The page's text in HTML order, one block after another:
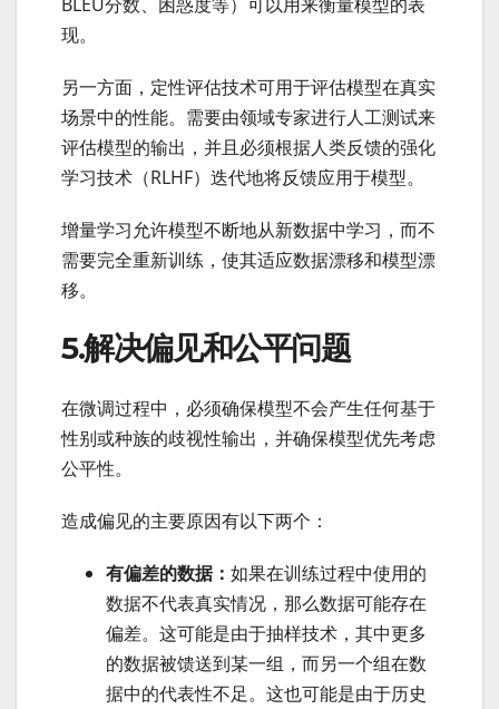
现。
另一方面，定性评估技术可用于评估模型在真实
场景中的性能。需要由领域专家进行人工测试来
评估模型的输出，并且必须根据人类反馈的强化
学习技术（RLHF）迭代地将反馈应用于模型。
增量学习允许模型不断地从新数据中学习，而不
需要完全重新训练，使其适应数据漂移和模型漂
移。
5.解决偏见和公平问题
在微调过程中，必须确保模型不会产生任何基于
性别或种族的歧视性输出，并确保模型优先考虑
公平性。
造成偏见的主要原因有以下两个：
有偏差的数据： 如果在训练过程中使用的
数据不代表真实情况，那么数据可能存在
偏差。这可能是由于抽样技术，其中更多
的数据被馈送到某一组，而另一个组在数
据中的代表性不足。这也可能是由于历史